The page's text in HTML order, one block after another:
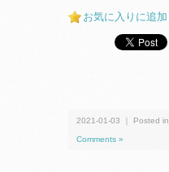
お気に入りに追加
2021-01-03 ｜ Posted in
Comments »